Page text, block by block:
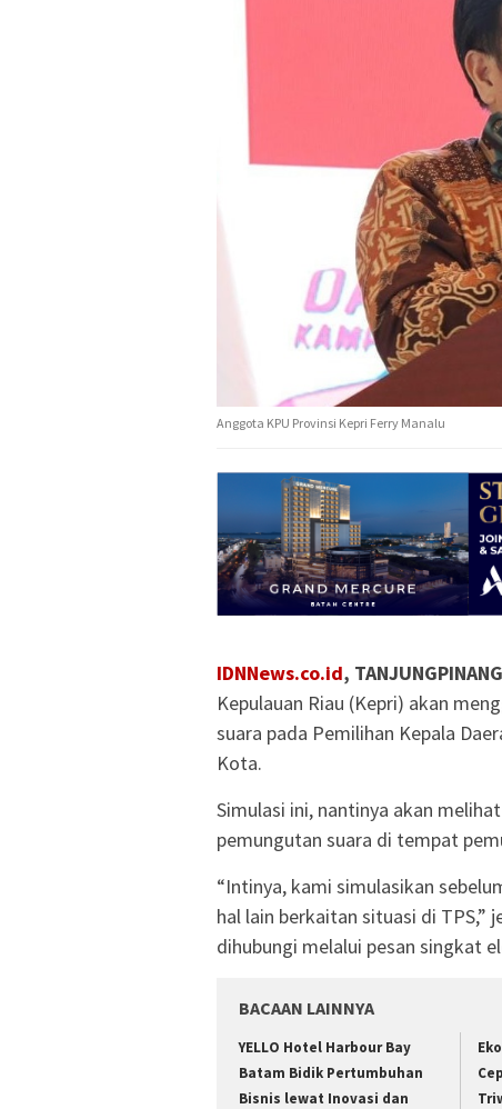
Anggota KPU Provinsi Kepri Ferry Manalu
IDNNews.co.id, TANJUNGPINANG
Kepulauan Riau (Kepri) akan
suara pada Pemilihan Kepala
Kota.
Simulasi ini, nantinya akan
pemungutan suara di tempat
“Intinya, kami simulasikan
hal lain berkaitan situasi di TPS,”
dihubungi melalui pesan singkat
BACAAN LAINNYA
YELLO Hotel Harbour Bay
Batam Bidik Pertumbuhan
Bisnis lewat Inovasi dan